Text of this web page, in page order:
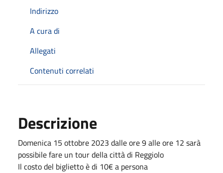
Indirizzo
A cura di
Allegati
Contenuti correlati
Descrizione
Domenica 15 ottobre 2023 dalle ore 9 alle ore 12 sarà
possibile fare un tour della città di Reggiolo
Il costo del biglietto è di 10€ a persona